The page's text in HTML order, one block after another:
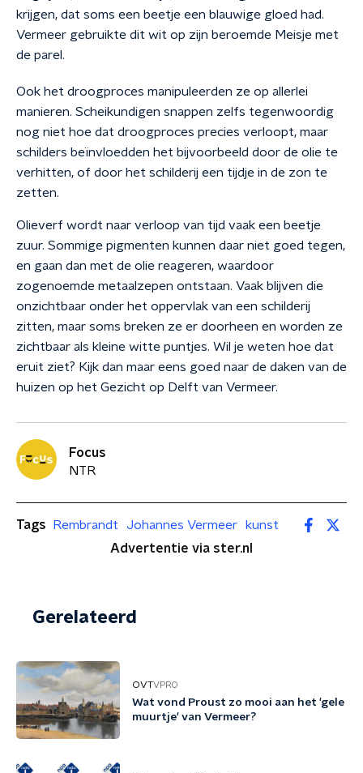
krijgen, dat soms een beetje een blauwige gloed had.
Vermeer gebruikte dit wit op zijn beroemde Meisje met
de parel.
Ook het droogproces manipuleerden ze op allerlei
manieren. Scheikundigen snappen zelfs tegenwoordig
nog niet hoe dat droogproces precies verloopt, maar
schilders beïnvloedden het bijvoorbeeld door de olie te
verhitten, of door het schilderij een tijdje in de zon te
zetten.
Olieverf wordt naar verloop van tijd vaak een beetje
zuur. Sommige pigmenten kunnen daar niet goed tegen,
en gaan dan met de olie reageren, waardoor
zogenoemde metaalzepen ontstaan. Vaak blijven die
onzichtbaar onder het oppervlak van een schilderij
zitten, maar soms breken ze er doorheen en worden ze
zichtbaar als kleine witte puntjes. Wil je weten hoe dat
eruit ziet? Kijk dan maar eens goed naar de daken van de
huizen op het Gezicht op Delft van Vermeer.
Focus
NTR
Tags Rembrandt Johannes Vermeer
kunst
Advertentie via ster.nl
Gerelateerd
OVTVPRO
Wat vond Proust zo mooi aan het 'gele
muurtje' van Vermeer?